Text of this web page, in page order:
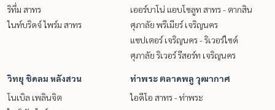
ริทึ่ม สาทร
ไนท์บริดจ์ ไพร์ม สาทร
เออร์บาโน่ แอบโซลูท สาทร - ตากสิน
ศุภาลัย พรีเมียร์ เจริญนคร
แชปเตอร์ เจริญนคร - ริเวอร์ไซด์
ศุภาลัย ริเวอร์ รีสอร์ท เจริญนคร
วิทยุ ชิดลม หลังสวน
โนเบิล เพลินจิต
ท่าพระ ตลาดพลู วุฒากาศ
ไอดีโอ สาทร - ท่าพระ